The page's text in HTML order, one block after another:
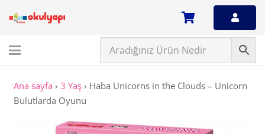
Ana sayfa › 3 Yaş› Haba Unicorns in the Clouds – Unicorn
Bulutlarda Oyunu